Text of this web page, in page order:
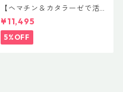
【ヘマチン＆カタラーゼで活
性酸素を除去】【白髪予防】
【リピータ様におすすめ】smi
le proud shampoo 1000ml
＆smileproud treatment10
¥11,495
5%OFF